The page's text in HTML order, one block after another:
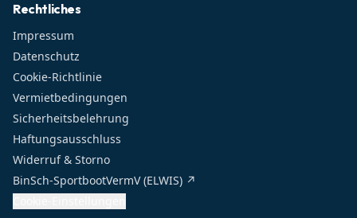
Rechtliches
Impressum
Datenschutz
Cookie-Richtlinie
Vermietbedingungen
Sicherheitsbelehrung
Haftungsausschluss
Widerruf & Storno
BinSch-SportbootVermV (ELWIS) ↗